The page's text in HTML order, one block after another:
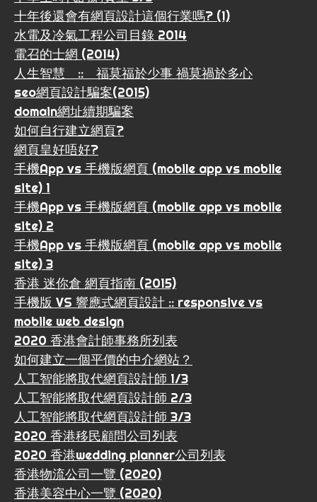
十年後還會有網頁設計這個行業嗎? (1)
水電及冷氣工程公司目錄 2014
電召的士網 (2014)
人生智慧 :: 福莫福於少事 禍莫禍於多心
seo網頁設計騙案(2015)
domain網址續期騙案
如何自行建立網頁?
網頁皇好唔好?
手機App vs 手機版網頁 (mobile app vs mobile
site) 1
手機App vs 手機版網頁 (mobile app vs mobile
site) 2
手機App vs 手機版網頁 (mobile app vs mobile
site) 3
香港 迷你倉 網頁指南 (2015)
手機版 VS 響應式網頁設計 :: responsive vs
mobile web design
2020 香港會計師事務所列表
如何建立一個平價的中介網站？
人工智能將取代網頁設計師 1/3
人工智能將取代網頁設計師 2/3
人工智能將取代網頁設計師 3/3
2020 香港移民顧問公司列表
2020 香港wedding planner公司列表
香港物流公司一覽 (2020)
香港美容中心一覽 (2020)